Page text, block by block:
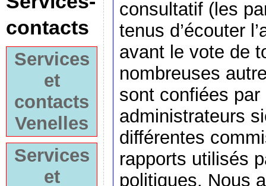
contacts
Services
et
contacts
Venelles
Services
et
consultatif (les
tenus d’écouter
avant le vote de
nombreuses
sont confiées
administrateurs
différentes
rapports utilisés
politiques. Nous